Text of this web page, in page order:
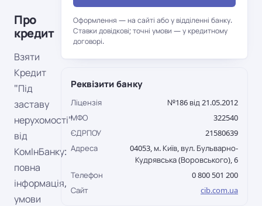
Про
кредит
Взяти
Кредит
"Під
заставу
нерухомості"
від
КомІнБанку:
повна
інформація,
умови
Оформлення — на сайті або у відділенні банку.
Ставки довідкові; точні умови — у кредитному
договорі.
Реквізити банку
Ліцензія
№186 від 21.05.2012
МФО
322540
ЄДРПОУ
21580639
Адреса
04053, м. Київ, вул. Бульварно-
Кудрявська (Воровського), 6
Телефон
0 800 501 200
Сайт
cib.com.ua